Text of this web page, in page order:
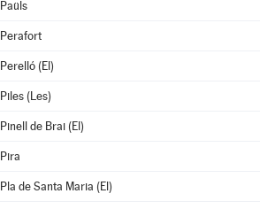
Paüls
Perafort
Perelló (El)
Piles (Les)
Pinell de Brai (El)
Pira
Pla de Santa Maria (El)